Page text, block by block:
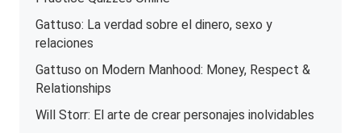
Gattuso: La verdad sobre el dinero, sexo y
relaciones
Gattuso on Modern Manhood: Money, Respect &
Relationships
Will Storr: El arte de crear personajes inolvidables